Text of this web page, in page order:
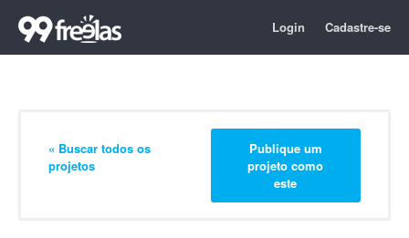
Login Cadastre-se
« Buscar todos os
projetos
Publique um
projeto como
este